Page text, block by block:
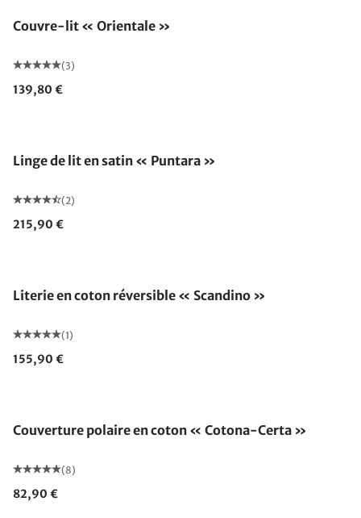
Couvre-lit « Orientale »
(3)
139,80 €
Linge de lit en satin « Puntara »
(2)
215,90 €
Literie en coton réversible « Scandino »
(1)
155,90 €
Couverture polaire en coton « Cotona-Certa »
(8)
82,90 €